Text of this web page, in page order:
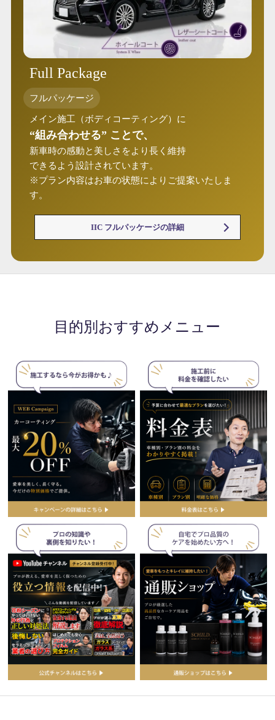
Full Package
フルパッケージ
メイン施工（ボディコーティング）に
“組み合わせる” ことで、
新車時の感動と美しさをより長く維持
できるよう設計されています。
※プラン内容はお車の状態によりご提案いたしま
す。
IIC フルパッケージの詳細
目的別おすすめメニュー